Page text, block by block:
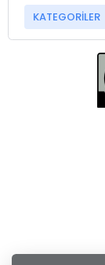
KATEGORİLER